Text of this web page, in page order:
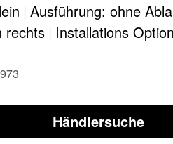
| Ausführung: ohne
rechts | Installations
Händlersuche